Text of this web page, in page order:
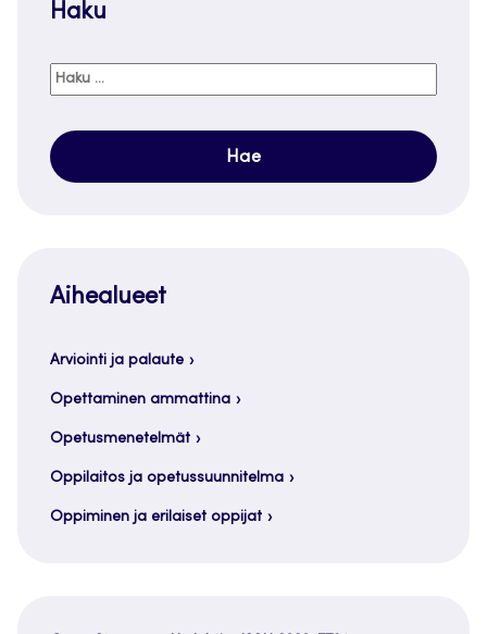
Haku
Haku:
Aihealueet
Arviointi ja palaute
Opettaminen ammattina
Opetusmenetelmät
Oppilaitos ja opetussuunnitelma
Oppiminen ja erilaiset oppijat